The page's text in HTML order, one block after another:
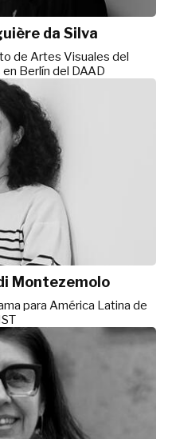
da Silva
de Artes Visuales del
Berlín del DAAD
Montezemolo
para América Latina de